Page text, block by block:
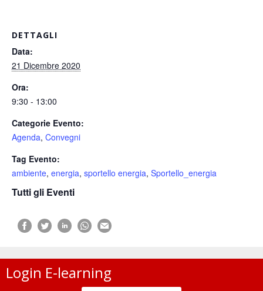
DETTAGLI
Data:
21 Dicembre 2020
Ora:
9:30 - 13:00
Categorie Evento:
Agenda, Convegni
Tag Evento:
ambiente, energia, sportello energia, Sportello_energia
Tutti gli Eventi
Login E-learning